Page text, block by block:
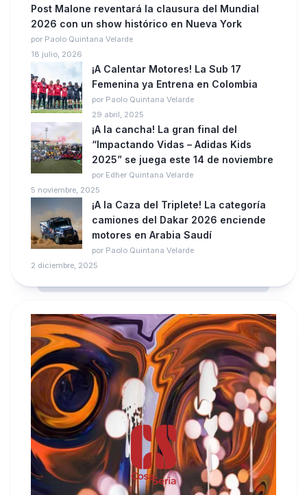
Post Malone reventará la clausura del Mundial
2026 con un show histórico en Nueva York
por Paolo Quintana Velarde
18 julio, 2026
¡A Calentar Motores! La Sub 17
Femenina ya Entrena en Colombia
por Paolo Quintana Velarde
29 abril, 2025
¡A la cancha! La gran final del
“Impactando Vidas – Adidas Kids
2025” se juega este 14 de noviembre
por Edher Quintana Velarde
5 noviembre, 2025
¡A la Caza del Triplete! La categoría
camiones del Dakar 2026 enciende
motores en Arabia Saudí
por Paolo Quintana Velarde
2 diciembre, 2025